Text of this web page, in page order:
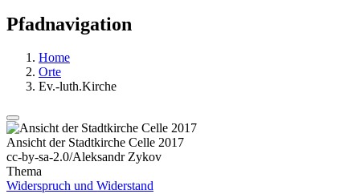
Pfadnavigation
Home
Orte
Ev.-luth.Kirche
Ansicht der Stadtkirche Celle 2017
cc-by-sa-2.0/Aleksandr Zykov
Thema
Widerspruch und Widerstand